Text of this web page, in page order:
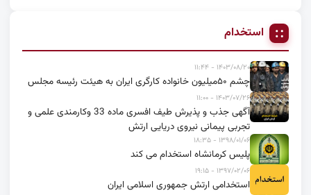
استخدام
۱۴۰۳/۰۸/۲۰ - ۱۱:۴۴
چشم ۵۰میلیون خانواده کارگری ایران به هیئت رئیسه مجلس
۱۴۰۳/۰۷/۲۶ - ۱۱:۰۰
آگهی جذب و پذیرش طیف افسری ماده 33 وکارمندی علمی و
تجربی پیمانی نیروی دریایی ارتش
۱۳۹۸/۰۱/۰۶ - ۱۸:۳۵
پلیس کرمانشاه استخدام می کند
۱۳۹۷/۰۲/۰۶ - ۱۹:۱۵
استخدامی ارتش جمهوری اسلامی ایران